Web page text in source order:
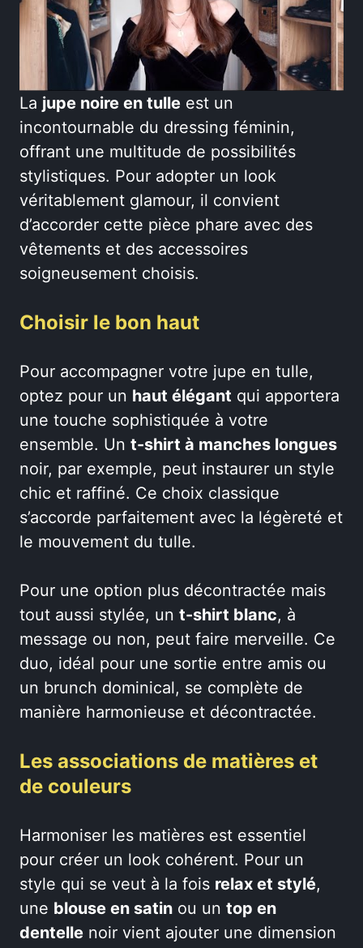
La jupe noire en tulle est un
incontournable du dressing féminin,
offrant une multitude de possibilités
stylistiques. Pour adopter un look
véritablement glamour, il convient
d’accorder cette pièce phare avec des
vêtements et des accessoires
soigneusement choisis.
Choisir le bon haut
Pour accompagner votre jupe en tulle,
optez pour un haut élégant qui apportera
une touche sophistiquée à votre
ensemble. Un t-shirt à manches longues
noir, par exemple, peut instaurer un style
chic et raffiné. Ce choix classique
s’accorde parfaitement avec la légèreté et
le mouvement du tulle.
Pour une option plus décontractée mais
tout aussi stylée, un t-shirt blanc, à
message ou non, peut faire merveille. Ce
duo, idéal pour une sortie entre amis ou
un brunch dominical, se complète de
manière harmonieuse et décontractée.
Les associations de matières et
de couleurs
Harmoniser les matières est essentiel
pour créer un look cohérent. Pour un
style qui se veut à la fois relax et stylé,
une blouse en satin ou un top en
dentelle noir vient ajouter une dimension